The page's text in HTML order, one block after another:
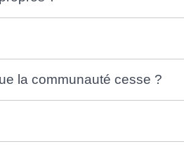
la communauté cesse ?